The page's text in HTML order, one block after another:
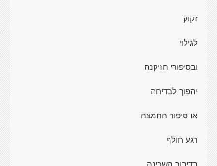
זקוק
לגילוי
ובסיפורי הזיקנה
יהפוך לבדיחה
או סיפור החמצה
רגע חולף
בדיבור השכינה